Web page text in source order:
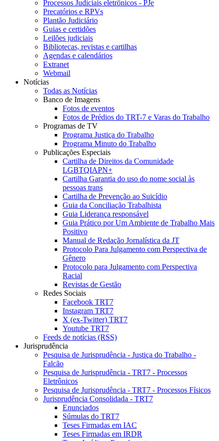
Processos Judiciais eletrônicos - PJe
Precatórios e RPVs
Plantão Judiciário
Guias e certidões
Leilões judiciais
Bibliotecas, revistas e cartilhas
Agendas e calendários
Extranet
Webmail
Notícias
Todas as Notícias
Banco de Imagens
Fotos de eventos
Fotos de Prédios do TRT-7 e Varas do Trabalho
Programas de TV
Programa Justiça do Trabalho
Programa Minuto do Trabalho
Publicações Especiais
Cartilha de Direitos da Comunidade
LGBTQIAPN+
Cartilha Garantia do uso do nome social às
pessoas trans
Cartilha de Prevenção ao Suicídio
Guia da Conciliação Trabalhista
Guia Liderança responsável
Guia Prático por Um Ambiente de Trabalho Mais
Positivo
Manual de Redação Jornalística da JT
Protocolo Para Julgamento com Perspectiva de
Gênero
Protocolo para Julgamento com Perspectiva
Racial
Revistas de Gestão
Redes Sociais
Facebook TRT7
Instagram TRT7
X (ex-Twitter) TRT7
Youtube TRT7
Feeds de notícias (RSS)
Jurisprudência
Pesquisa de Jurisprudência - Justiça do Trabalho -
Falcão
Pesquisa de Jurisprudência - TRT7 - Processos
Eletrônicos
Pesquisa de Jurisprudência - TRT7 - Processos Físicos
Jurisprudência Consolidada - TRT7
Enunciados
Súmulas do TRT7
Teses Firmadas em IAC
Teses Firmadas em IRDR